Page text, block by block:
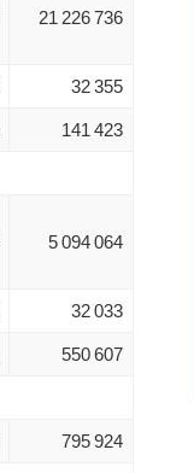
21 226 736
32 355
141 423
5 094 064
32 033
550 607
795 924